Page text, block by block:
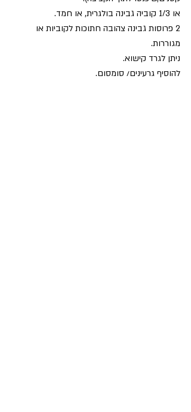
או 1/3 קוביה גבינה בולגרית, או חמד.
2 פרוסות גבינה צהובה חתוכות לקוביות או
מגוררות.
ניתן לגרד קישוא.
להוסיף גרעינים/ סומסום.